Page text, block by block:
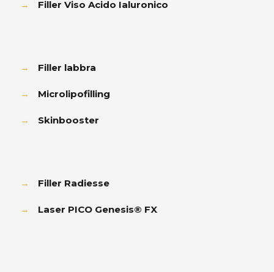
→ Filler Viso Acido Ialuronico
→ Filler labbra
→ Microlipofilling
→ Skinbooster
→ Filler Radiesse
→ Laser PICO Genesis® FX